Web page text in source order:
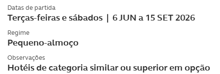
Datas de partida
Terças-feiras e sábados | 6 JUN a 15 SET 2026
Regime
Pequeno-almoço
Observações
Hotéis de categoria similar ou superior em opção